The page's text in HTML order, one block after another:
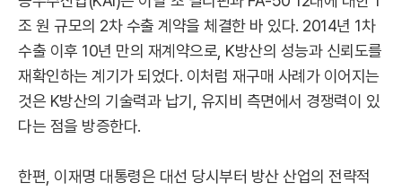
조 원 규모의 2차 수출 계약을 체결한 바 있다. 2014년 1차
수출 이후 10년 만의 재계약으로, K방산의 성능과 신뢰도를
재확인하는 계기가 되었다. 이처럼 재구매 사례가 이어지는
것은 K방산의 기술력과 납기, 유지비 측면에서 경쟁력이 있
다는 점을 방증한다.
한편, 이재명 대통령은 대선 당시부터 방산 산업의 전략적